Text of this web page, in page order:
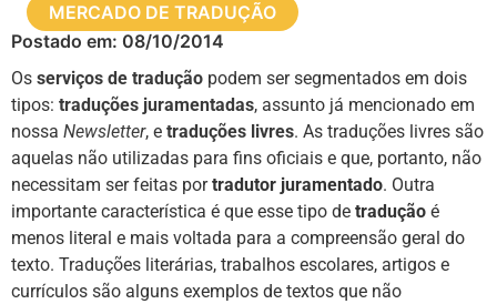
MERCADO DE TRADUÇÃO
Postado em: 08/10/2014
Os serviços de tradução podem ser segmentados em dois
tipos: traduções juramentadas, assunto já mencionado em
nossa Newsletter, e traduções livres. As traduções livres são
aquelas não utilizadas para fins oficiais e que, portanto, não
necessitam ser feitas portradutor juramentado. Outra
importante característica é que esse tipo de tradução é
menos literal e mais voltada para a compreensão geral do
texto. Traduções literárias, trabalhos escolares, artigos e
currículos são alguns exemplos de textos que não